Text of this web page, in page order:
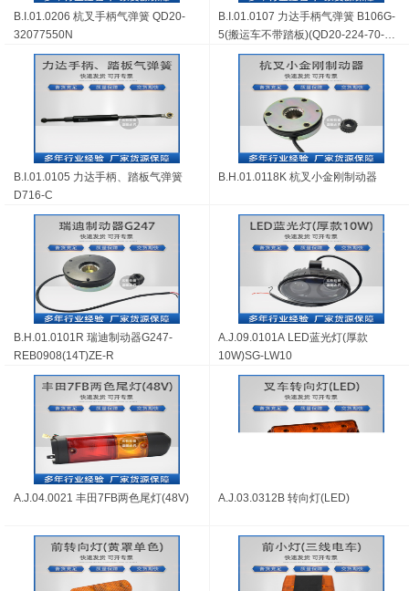
B.I.01.0206 杭叉手柄气弹簧 QD20-
32077550N
B.I.01.0107 力达手柄气弹簧 B106G-
5(搬运车不带踏板)(QD20-224-70-
350N)
B.I.01.0105 力达手柄、踏板气弹簧
D716-C
B.H.01.0118K 杭叉小金刚制动器
B.H.01.0101R 瑞迪制动器G247-
REB0908(14T)ZE-R
A.J.09.0101A LED蓝光灯(厚款
10W)SG-LW10
A.J.04.0021 丰田7FB两色尾灯(48V) A.J.03.0312B 转向灯(LED)